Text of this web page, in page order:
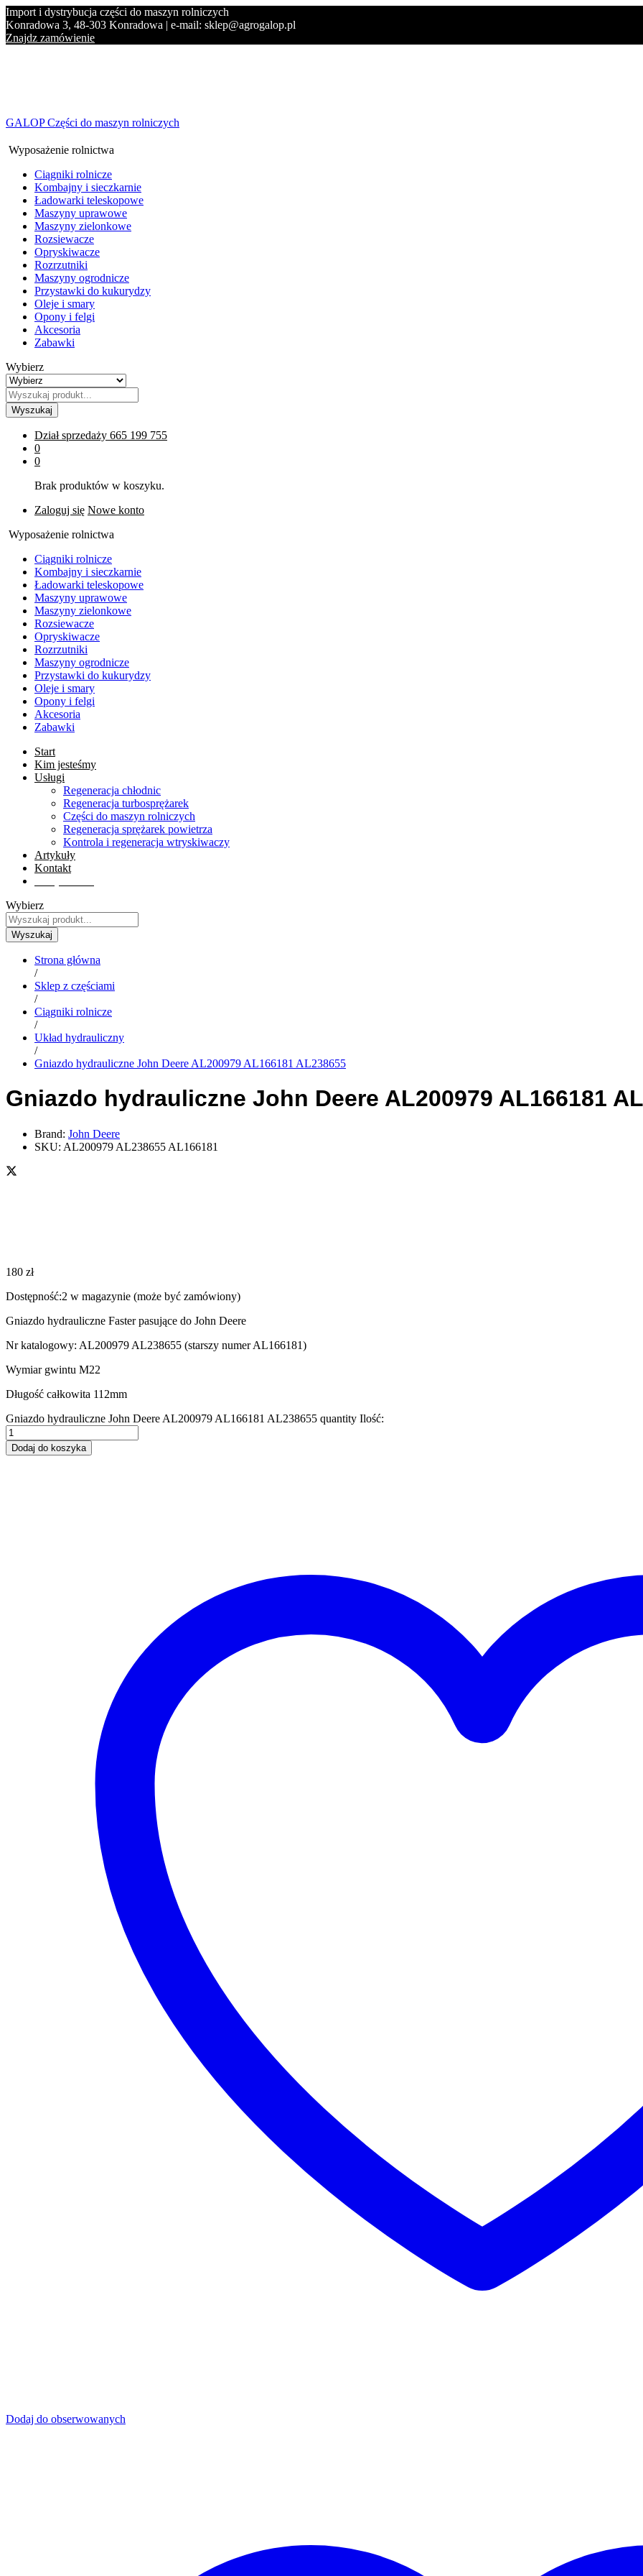
Import i dystrybucja części do maszyn rolniczych
Konradowa 3, 48-303 Konradowa | e-mail: sklep@agrogalop.pl
Znajdz zamówienie
GALOP Części do maszyn rolniczych
Wyposażenie rolnictwa
Ciągniki rolnicze
Kombajny i sieczkarnie
Ładowarki teleskopowe
Maszyny uprawowe
Maszyny zielonkowe
Rozsiewacze
Opryskiwacze
Rozrzutniki
Maszyny ogrodnicze
Przystawki do kukurydzy
Oleje i smary
Opony i felgi
Akcesoria
Zabawki
Wybierz
Wyszukaj
Dział sprzedaży 665 199 755
0
0
Brak produktów w koszyku.
Zaloguj się Nowe konto
Wyposażenie rolnictwa
Ciągniki rolnicze
Kombajny i sieczkarnie
Ładowarki teleskopowe
Maszyny uprawowe
Maszyny zielonkowe
Rozsiewacze
Opryskiwacze
Rozrzutniki
Maszyny ogrodnicze
Przystawki do kukurydzy
Oleje i smary
Opony i felgi
Akcesoria
Zabawki
Start
Kim jesteśmy
Usługi
Regeneracja chłodnic
Regeneracja turbosprężarek
Części do maszyn rolniczych
Regeneracja sprężarek powietrza
Kontrola i regeneracja wtryskiwaczy
Artykuły
Kontakt
Wybierz
Wyszukaj
Strona główna
/
Sklep z częściami
/
Ciągniki rolnicze
/
Układ hydrauliczny
/
Gniazdo hydrauliczne John Deere AL200979 AL166181 AL238655
Gniazdo hydrauliczne John Deere AL200979 AL166181
Brand: John Deere
SKU: AL200979 AL238655 AL166181
180 zł
Dostępność:2 w magazynie (może być zamówiony)
Gniazdo hydrauliczne Faster pasujące do John Deere
Nr katalogowy: AL200979 AL238655 (starszy numer AL166181)
Wymiar gwintu M22
Długość całkowita 112mm
Gniazdo hydrauliczne John Deere AL200979 AL166181 AL238655 quantity Ilość:
Dodaj do koszyka
Dodaj do obserwowanych